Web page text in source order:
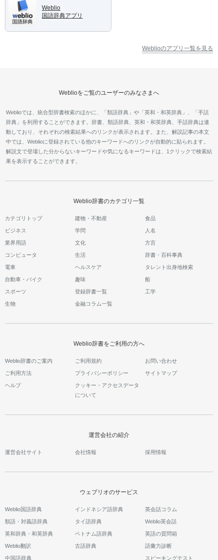
Weblio
国語辞典アプリ
Weblioのアプリ一覧を見る
Weblioをご覧のユーザーのみなさまへ
Weblioでは、統合型辞書検索のほかに、「類語辞典」や「英和・和英辞典」、「手話
辞典」を利用することができます。辞書、類語辞典、英和・和英辞典、手話辞典は連
動しており、それぞれの検索結果へのリンクが表示されます。また、解説記事の本文
中では、Weblioに登録されている他のキーワードへのリンクが自動的に貼られます。
解説文で登場した分からないキーワードや気になるキーワードは、1クリックで検索結
果を表示することができます。
Weblio辞書のカテゴリ一覧
カテゴリトップ 建物・不動産 食品
ビジネス 学問 人名
業界用語 文化 方言
コンピュータ 生活 辞書・百科事典
電車 ヘルスケア タレント出身地検索
自動車・バイク 趣味 船
スポーツ 登録辞書一覧 工学
生物 金融コラム一覧
Weblio辞書をご利用の方へ
Weblio辞書のご案内 ご利用規約 お問い合わせ
ご利用方法 プライバシーポリシー サイトマップ
ヘルプ
クッキー・アクセスデータ
について
運営会社の紹介
運営会社サイト 会社情報 採用情報
ウェブリオのサービス
Weblio国語辞典
類語・対義語辞典
英和辞典・和英辞典
Weblio翻訳
中国語辞典
インドネシア語辞典
タイ語辞典
ベトナム語辞典
古語辞典
英会話コラム
Weblio英会話
英語の質問箱
語彙力診断
スピーキングテスト